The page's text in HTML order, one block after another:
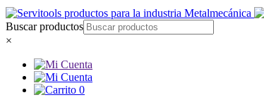
Buscar productos
×
0